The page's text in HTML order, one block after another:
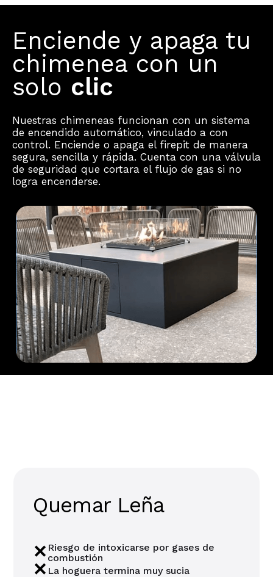
Enciende y apaga tu
chimenea con un
solo clic
Nuestras chimeneas funcionan con un sistema
de encendido automático, vinculado a con
control. Enciende o apaga el firepit de manera
segura, sencilla y rápida. Cuenta con una válvula
de seguridad que cortara el flujo de gas si no
logra encenderse.
Quemar Leña
Riesgo de intoxicarse por gases de
combustión
La hoguera termina muy sucia